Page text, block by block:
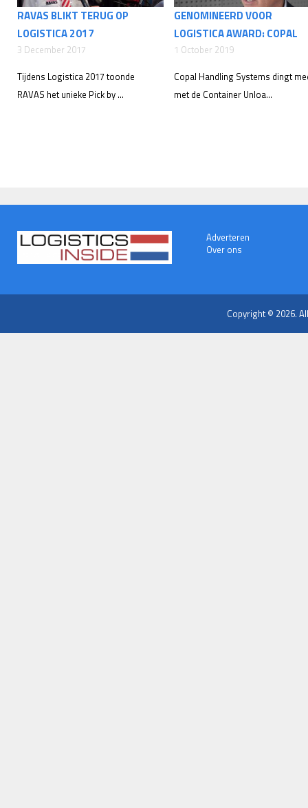
RAVAS BLIKT TERUG OP
LOGISTICA 2017
3 December 2017
Tijdens Logistica 2017 toonde
RAVAS het unieke Pick by ...
GENOMINEERD VOOR
LOGISTICA AWARD: COPAL
1 October 2019
Copal Handling Systems dingt
met de Container Unloa...
Adverteren
Over ons
Copyright © 2026.